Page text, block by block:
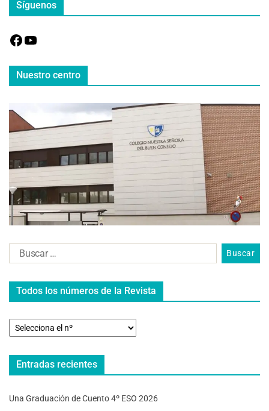
Síguenos
Nuestro centro
Todos los números de la Revista
Entradas recientes
Una Graduación de Cuento 4º ESO 2026